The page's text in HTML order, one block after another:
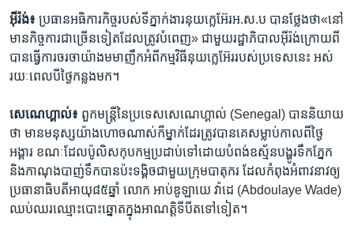
អ៊ីរ៉ង់៖ ប្រធាន​អធិការកិច្ច​របស់​ទីភ្នាក់ងារ​នុយក្លេអ៊ែរ​អ.ស.ប​ បាន​ថ្លែង​ថា​«នៅ​
មានកិច្ចការ​ជា​ច្រើន​ទៀត​ដែល​ត្រូវ​បំពេញ» ជាមួយ​រដ្ឋាភិបាល​អ៊ីរ៉ង់​ក្រោយ​ពី​
បាន​ធ្វើការ​ចរចា​យ៉ាង​មមាញឹក​អំពី​កម្មវិធី​នុយក្លេអ៊ែរ​របស់​ប្រទេស​នេះ​ អស់​
រយៈ​ពេល​បី​ថ្ងៃ​កន្លង​មក។
សេណេហ្គាល់៖ ពួក​មន្ដ្រី​នៃ​ប្រទេស​សេណេហ្គាល់ (Senegal) បាន​និយាយ​
ថា​ មាន​មនុស្ស​យ៉ាង​ហោច​ណាស់​ក៏​ម្នាក់​ដែរ​ត្រូវ​បាន​គេ​សម្លាប់​កាល​ពី​ថ្ងៃ​
អង្គារ​ ខណៈ​ដែល​ប៉ូលិស​កុបកម្ម​ប្រដាប់​ទៅ​ដោយ​បំពង់​ឧស្ម័ន​បង្ហូរ​ទឹកភ្នែក​
និង​កាណុង​បាញ់ទឹក​បាន​ប៉ះ​ទង្គិច​ជាមួយ​ក្រុម​បាតុករ​ ដែល​កំពុង​អំពាវនាវ​ឲ្យ​
ប្រធានាធិបតី​អាយុ​៨៥​ឆ្នាំ លោក អាប់ឌូឡាយេ វ៉ាដេ (Abdoulaye Wade)
ឈប់​ឈរ​ឈ្មោះ​បោះឆ្នោត​ក្នុង​អាណត្ដិ​ទី​បី​ត​ទៅ​ទៀត។